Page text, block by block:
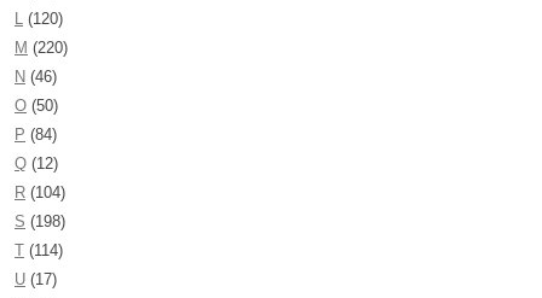
L (120)
M (220)
N (46)
O (50)
P (84)
Q (12)
R (104)
S (198)
T (114)
U (17)